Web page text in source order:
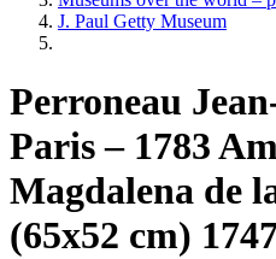
J. Paul Getty Museum
Perroneau
Paris – 1783
Magdalena de
(65x52 cm)